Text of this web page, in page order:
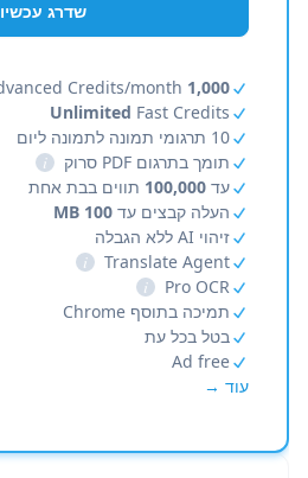
שדרג עכשיו
1,000
Unlimited Fast Credits
10 תרגומי תמונה לתמונה ליום
תומך בתרגום PDF סרוק
i
עד 100,000 תווים בבת אחת
העלה קבצים עד 100 MB
זיהוי AI ללא הגבלה
Translate Agent
i
Pro OCR
i
תמיכה בתוסף Chrome
בטל בכל עת
Ad free
עוד →